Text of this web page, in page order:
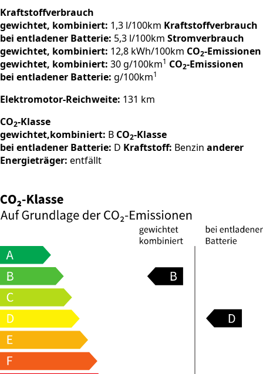
Kraftstoffverbrauch
gewichtet, kombiniert: 1,3 l/100km Kraftstoffverbrauch
bei entladener Batterie: 5,3 l/100km Stromverbrauch
gewichtet, kombiniert: 12,8 kWh/100km CO2-Emissionen
gewichtet, kombiniert: 30 g/100km1 CO2-Emissionen
bei entladener Batterie: g/100km1
Elektromotor-Reichweite: 131 km
CO2-Klasse
gewichtet,kombiniert: B CO2-Klasse
bei entladener Batterie: D Kraftstoff: Benzin anderer
Energieträger: entfällt